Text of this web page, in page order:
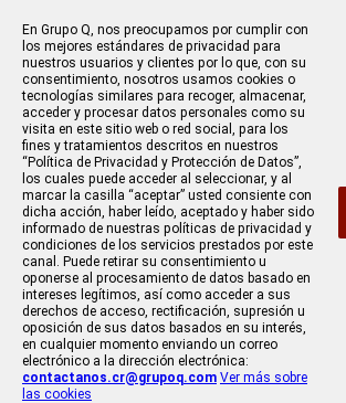
En Grupo Q, nos preocupamos por cumplir con
los mejores estándares de privacidad para
nuestros usuarios y clientes por lo que, con su
consentimiento, nosotros usamos cookies o
tecnologías similares para recoger, almacenar,
acceder y procesar datos personales como su
visita en este sitio web o red social, para los
fines y tratamientos descritos en nuestros
“Política de Privacidad y Protección de Datos”,
los cuales puede acceder al seleccionar, y al
marcar la casilla “aceptar” usted consiente con
dicha acción, haber leído, aceptado y haber sido
informado de nuestras políticas de privacidad y
condiciones de los servicios prestados por este
canal. Puede retirar su consentimiento u
oponerse al procesamiento de datos basado en
intereses legítimos, así como acceder a sus
derechos de acceso, rectificación, supresión u
oposición de sus datos basados en su interés,
en cualquier momento enviando un correo
electrónico a la dirección electrónica:
contactanos.cr@grupoq.com Ver más sobre
las cookies